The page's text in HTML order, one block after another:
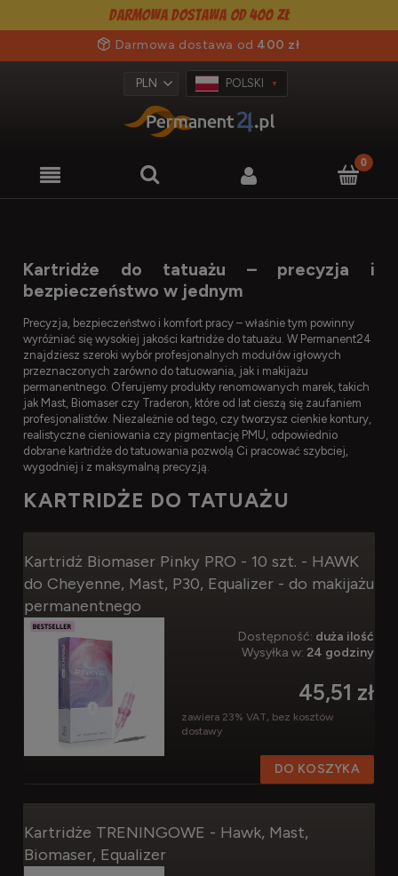
Darmowa dostawa od 400 zł
Darmowa dostawa od 400 zł
POLSKI
Kartridże do tatuażu – precyzja i
bezpieczeństwo w jednym
Precyzja, bezpieczeństwo i komfort pracy – właśnie tym powinny
wyróżniać się wysokiej jakości kartridże do tatuażu. W Permanent24
znajdziesz szeroki wybór profesjonalnych modułów igłowych
przeznaczonych zarówno do tatuowania, jak i makijażu
permanentnego. Oferujemy produkty renomowanych marek, takich
jak Mast, Biomaser czy Traderon, które od lat cieszą się zaufaniem
profesjonalistów. Niezależnie od tego, czy tworzysz cienkie kontury,
realistyczne cieniowania czy pigmentację PMU, odpowiednio
dobrane kartridże do tatuowania pozwolą Ci pracować szybciej,
wygodniej i z maksymalną precyzją.
KARTRIDŻE DO TATUAŻU
Kartridż Biomaser Pinky PRO - 10 szt. - HAWK
do Cheyenne, Mast, P30, Equalizer - do makijażu
permanentnego
Dostępność: duża ilość
Wysyłka w: 24 godziny
45,51 zł
zawiera 23% VAT, bez kosztów
dostawy
DO KOSZYKA
Kartridże TRENINGOWE - Hawk, Mast,
Biomaser, Equalizer